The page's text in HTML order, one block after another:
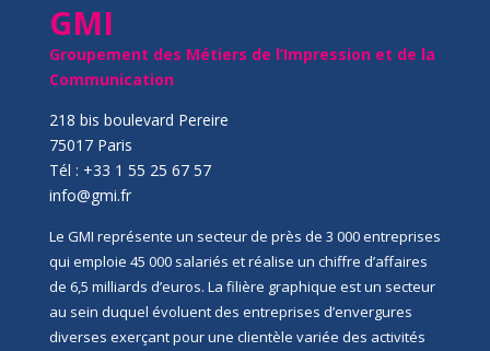
GMI
Groupement des Métiers de l’Impression et de la
Communication
218 bis boulevard Pereire
75017 Paris
Tél : +33 1 55 25 67 57
info@gmi.fr
Le GMI représente un secteur de près de 3 000 entreprises
qui emploie 45 000 salariés et réalise un chiffre d’affaires
de 6,5 milliards d’euros. La filière graphique est un secteur
au sein duquel évoluent des entreprises d’envergures
diverses exerçant pour une clientèle variée des activités